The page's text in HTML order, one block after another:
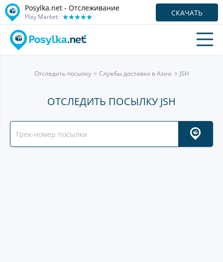
Posylka.net - Отслеживание
Play Market: СКАЧАТЬ
Отследить посылку Службы доставки в Азии JSH
ОТСЛЕДИТЬ ПОСЫЛКУ JSH